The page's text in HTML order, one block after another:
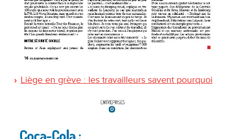
Liège en grève : les travailleurs savent pourquoi